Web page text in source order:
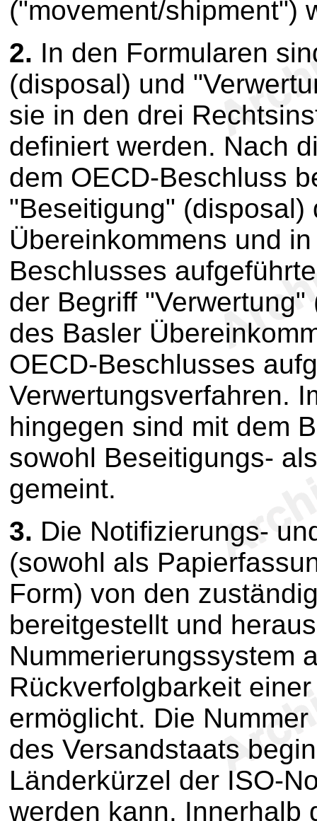
("movement/shipment")
2. In den Formularen
(disposal) und
sie in den drei
definiert werden. Nach
dem OECD-Beschluss
"Beseitigung"
Übereinkommens und
Beschlusses
der Begriff
des Basler
OECD-Beschlusses
Verwertungsverfahren.
hingegen sind mit dem
sowohl Beseitigungs-
gemeint.
3. Die Notifizierungs-
(sowohl als
Form) von den
bereitgestellt und
Nummerierungssystem
Rückverfolgbarkeit
ermöglicht. Die
des Versandstaats
Länderkürzel der ISO-
werden kann. Innerhalb